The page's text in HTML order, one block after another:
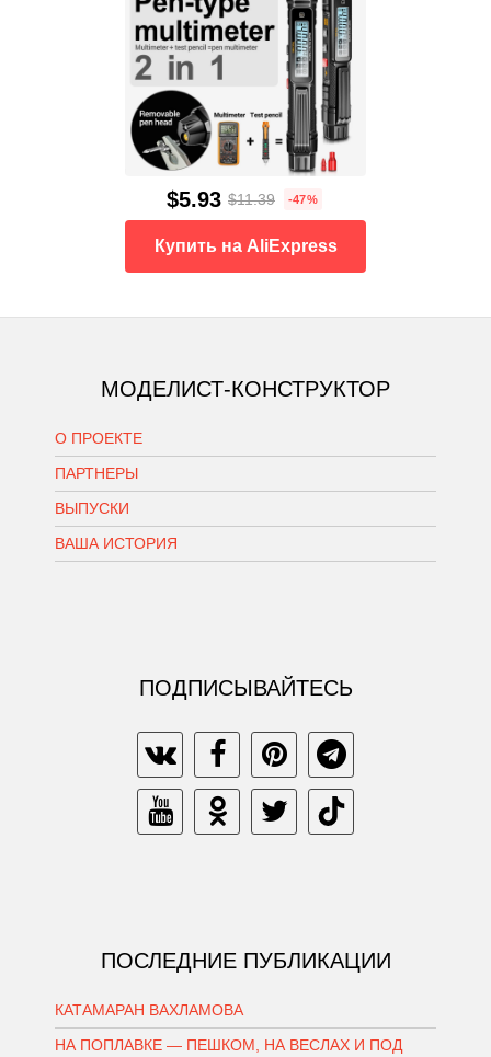
$5.93 $11.39 -47%
Купить на AliExpress
МОДЕЛИСТ-КОНСТРУКТОР
О ПРОЕКТЕ
ПАРТНЕРЫ
ВЫПУСКИ
ВАША ИСТОРИЯ
ПОДПИСЫВАЙТЕСЬ
ПОСЛЕДНИЕ ПУБЛИКАЦИИ
КАТАМАРАН ВАХЛАМОВА
НА ПОПЛАВКЕ — ПЕШКОМ, НА ВЕСЛАХ И ПОД